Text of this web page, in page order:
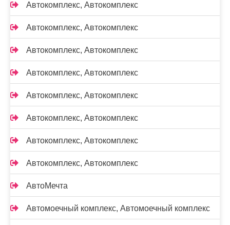
Автокомплекс, Автокомплекс
Автокомплекс, Автокомплекс
Автокомплекс, Автокомплекс
Автокомплекс, Автокомплекс
Автокомплекс, Автокомплекс
Автокомплекс, Автокомплекс
Автокомплекс, Автокомплекс
Автокомплекс, Автокомплекс
АвтоМечта
Автомоечный комплекс, Автомоечный комплекс